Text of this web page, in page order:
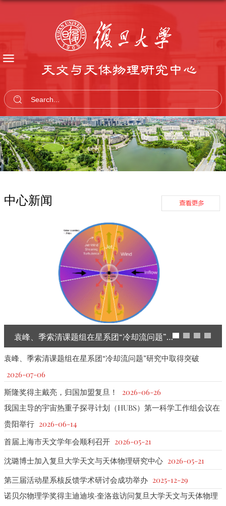
天文与天体物理研究中心
中心新闻
袁峰、季索清课题组在星系团“冷却流问题”研究中取得突破
袁峰、季索清课题组在星系团“冷却流问题”研究中取得突破
2026-07-06
斯隆奖得主戴亮，归国加盟复旦！
2026-06-26
我国主导的宇宙热重子探寻计划（HUBS）第一科学工作组会议在
贵阳举行 2026-06-14
首届上海市天文学年会顺利召开 2026-05-21
沈璐博士加入复旦大学天文与天体物理研究中心 2026-05-21
第三届活动星系核反馈学术研讨会成功举办 2025-12-29
诺贝尔物理学奖得主迪迪埃·奎洛兹访问复旦大学天文与天体物理